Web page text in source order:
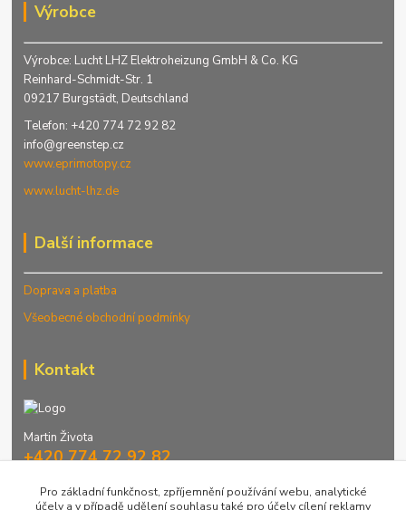
Výrobce
Výrobce: Lucht LHZ Elektroheizung GmbH & Co. KG
Reinhard-Schmidt-Str. 1
09217 Burgstädt, Deutschland
Telefon: +420 774 72 92 82
info@greenstep.cz
www.eprimotopy.cz
www.lucht-lhz.de
Další informace
Doprava a platba
Všeobecné obchodní podmínky
Kontakt
Martin Života
+420 774 72 92 82
Pro základní funkčnost, zpříjemnění používání webu, analytické
účely a v případě udělení souhlasu také pro účely cílení reklamy